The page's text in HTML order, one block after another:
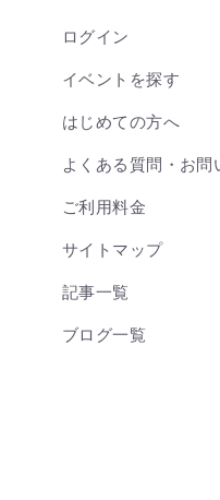
ログイン
イベントを探す
はじめての方へ
よくある質問・お問
ご利用料金
サイトマップ
記事一覧
ブログ一覧